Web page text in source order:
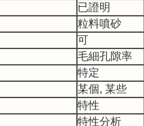
已證明
粒料噴砂
可
毛細孔隙率
特定
某個, 某些
特性
特性分析